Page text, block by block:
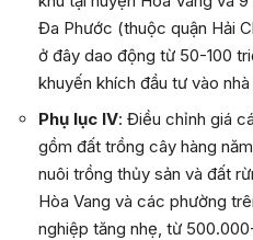
Đa Phước (thuộc quận Hải
ở đây dao động từ 50-100
khuyến khích đầu tư vào
Phụ lục IV: Điều chỉnh giá
gồm đất trồng cây hàng
nuôi trồng thủy sản và đất
Hòa Vang và các phường
nghiệp tăng nhẹ, từ